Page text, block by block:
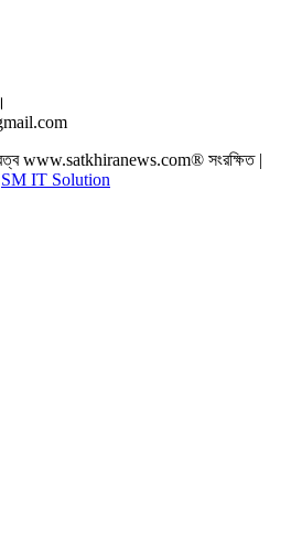
www.satkhiranews.com® সংরক্ষিত |
SM IT Solution